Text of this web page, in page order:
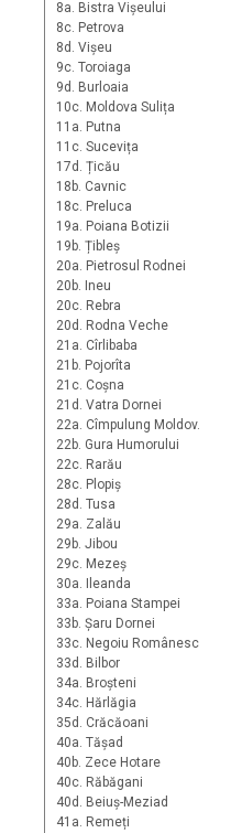
8a. Bistra Vișeului
8c. Petrova
8d. Vișeu
9c. Toroiaga
9d. Burloaia
10c. Moldova Sulița
11a. Putna
11c. Sucevița
17d. Țicău
18b. Cavnic
18c. Preluca
19a. Poiana Botizii
19b. Țibleș
20a. Pietrosul Rodnei
20b. Ineu
20c. Rebra
20d. Rodna Veche
21a. Cîrlibaba
21b. Pojorîta
21c. Coșna
21d. Vatra Dornei
22a. Cîmpulung Moldov.
22b. Gura Humorului
22c. Rarău
28c. Plopiș
28d. Tusa
29a. Zalău
29b. Jibou
29c. Mezeș
30a. Ileanda
33a. Poiana Stampei
33b. Șaru Dornei
33c. Negoiu Românesc
33d. Bilbor
34a. Broșteni
34c. Hărlăgia
35d. Crăcăoani
40a. Tășad
40b. Zece Hotare
40c. Răbăgani
40d. Beiuș-Meziad
41a. Remeți